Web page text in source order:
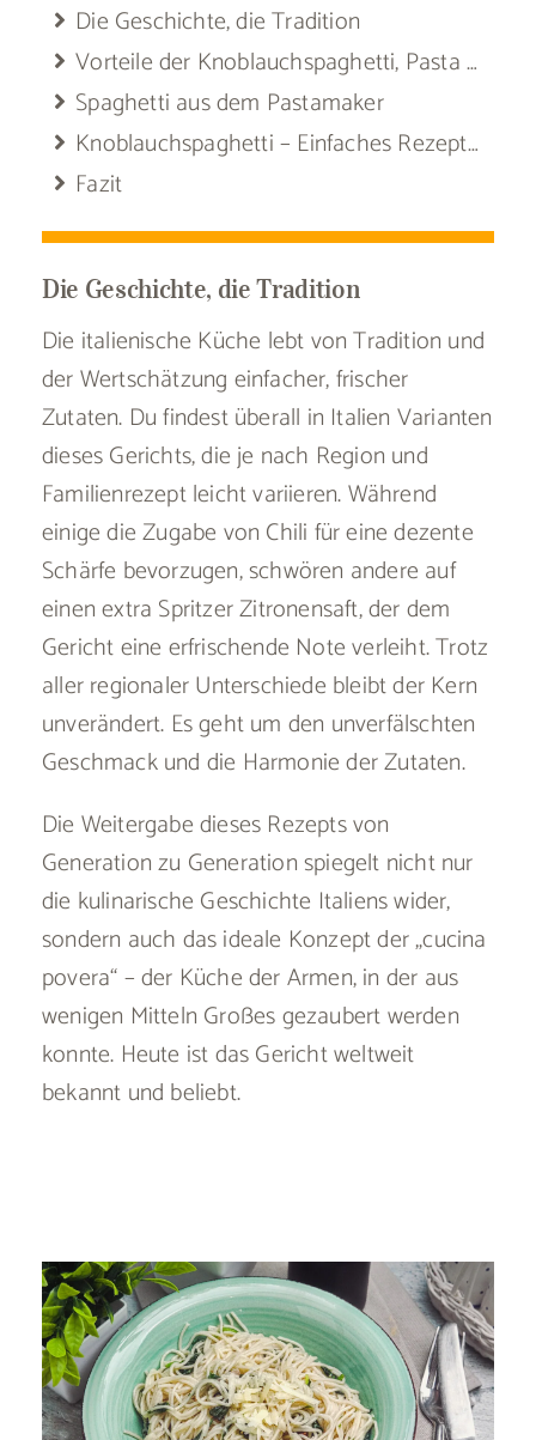
Die Geschichte, die Tradition
Vorteile der Knoblauchspaghetti, Pasta Aglio e Olio
Spaghetti aus dem Pastamaker
Knoblauchspaghetti – Einfaches Rezept für den perfekten Pasta-Genuss
Fazit
Die Geschichte, die Tradition
Die italienische Küche lebt von Tradition und
der Wertschätzung einfacher, frischer
Zutaten. Du findest überall in Italien Varianten
dieses Gerichts, die je nach Region und
Familienrezept leicht variieren. Während
einige die Zugabe von Chili für eine dezente
Schärfe bevorzugen, schwören andere auf
einen extra Spritzer Zitronensaft, der dem
Gericht eine erfrischende Note verleiht. Trotz
aller regionaler Unterschiede bleibt der Kern
unverändert. Es geht um den unverfälschten
Geschmack und die Harmonie der Zutaten.
Die Weitergabe dieses Rezepts von
Generation zu Generation spiegelt nicht nur
die kulinarische Geschichte Italiens wider,
sondern auch das ideale Konzept der „cucina
povera“ – der Küche der Armen, in der aus
wenigen Mitteln Großes gezaubert werden
konnte. Heute ist das Gericht weltweit
bekannt und beliebt.